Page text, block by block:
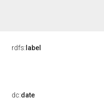
rdfs: label
dc:date